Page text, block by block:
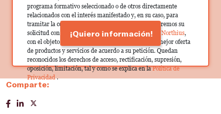
programa formativo seleccionado o de otros directamente
relacionados con el interés manifestado y, en su caso, para
tramitar la contratación correspondiente. Compartiremos su
solicitud con las empresas que conforman elGrupo Northius,
con el objeto de que estas puedan hacerle llegar la mejor oferta
de productos y servicios de acuerdo a su petición. Quedan
reconocidos los derechos de acceso, rectificación, supresión,
oposición, limitación, tal y como se explica en laPolítica de
Privacidad.
¡Quiero información!
Comparte: